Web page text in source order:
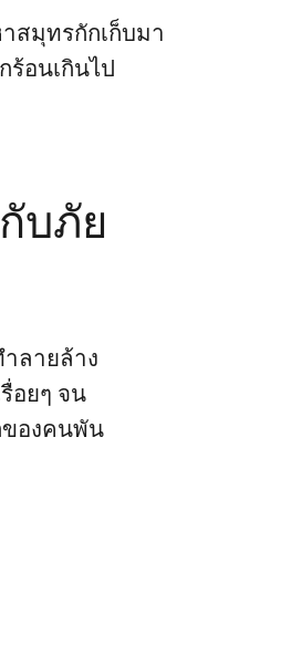
สมุทรกักเก็บมา
ร้อนเกินไป
บภัย
ลายล้าง
อยๆ จน
ของคนพัน